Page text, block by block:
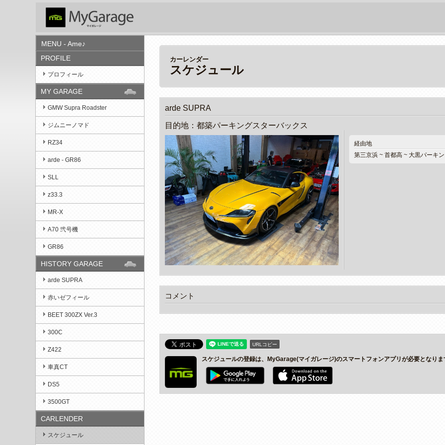
MENU - Ame♪
PROFILE
プロフィール
MY GARAGE
GMW Supra Roadster
ジムニーノマド
RZ34
arde - GR86
SLL
z33.3
MR-X
A70 弐号機
GR86
HISTORY GARAGE
arde SUPRA
赤いゼフィール
BEET 300ZX Ver.3
300C
Z422
車真CT
DS5
3500GT
CARLENDER
スケジュール
カーレンダー
スケジュール
arde SUPRA
目的地：都築パーキングスターバックス
経由地
第三京浜 ~ 首都高 ~ 大黒パーキ
コメント
URLコピー
スケジュールの登録は、MyGarage(マイガレージ)のスマートフォンアプリが必要となりま